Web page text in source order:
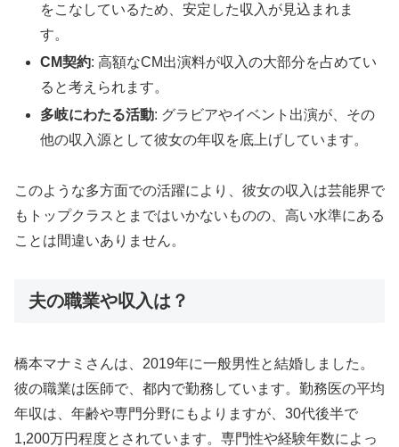
をこなしているため、安定した収入が見込まれま
す。
CM契約: 高額なCM出演料が収入の大部分を占めてい
ると考えられます。
多岐にわたる活動: グラビアやイベント出演が、その
他の収入源として彼女の年収を底上げしています。
このような多方面での活躍により、彼女の収入は芸能界で
もトップクラスとまではいかないものの、高い水準にある
ことは間違いありません。
夫の職業や収入は？
橋本マナミさんは、2019年に一般男性と結婚しました。
彼の職業は医師で、都内で勤務しています。勤務医の平均
年収は、年齢や専門分野にもよりますが、30代後半で
1,200万円程度とされています。専門性や経験年数によっ